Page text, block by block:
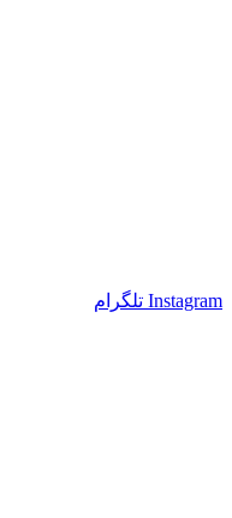
Instagram تلگرام